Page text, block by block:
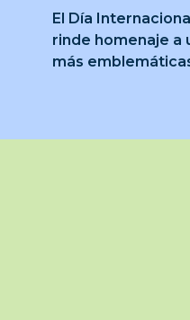
El Día
rinde homenaje a
más